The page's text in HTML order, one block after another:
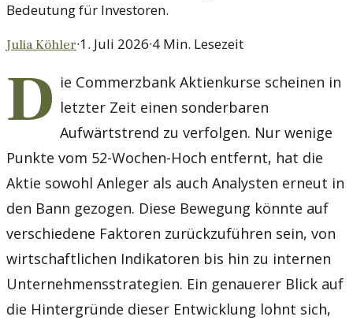
Bedeutung für Investoren.
Julia Köhler·1. Juli 2026·4 Min. Lesezeit
D ie Commerzbank Aktienkurse scheinen in
letzter Zeit einen sonderbaren
Aufwärtstrend zu verfolgen. Nur wenige
Punkte vom 52-Wochen-Hoch entfernt, hat die
Aktie sowohl Anleger als auch Analysten erneut in
den Bann gezogen. Diese Bewegung könnte auf
verschiedene Faktoren zurückzuführen sein, von
wirtschaftlichen Indikatoren bis hin zu internen
Unternehmensstrategien. Ein genauerer Blick auf
die Hintergründe dieser Entwicklung lohnt sich,